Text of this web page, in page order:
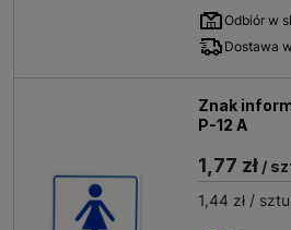
Odbiór w
Dostawa
Znak
P-12 A
1,77 zł /
1,44 zł /